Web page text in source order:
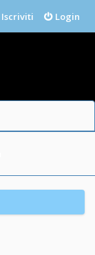
Login
Iscriviti